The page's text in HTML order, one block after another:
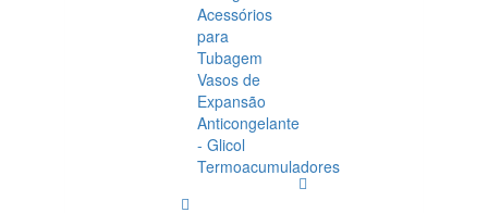
Acessórios
para
Tubagem
Vasos de
Expansão
Anticongelante
- Glicol
Termoacumuladores